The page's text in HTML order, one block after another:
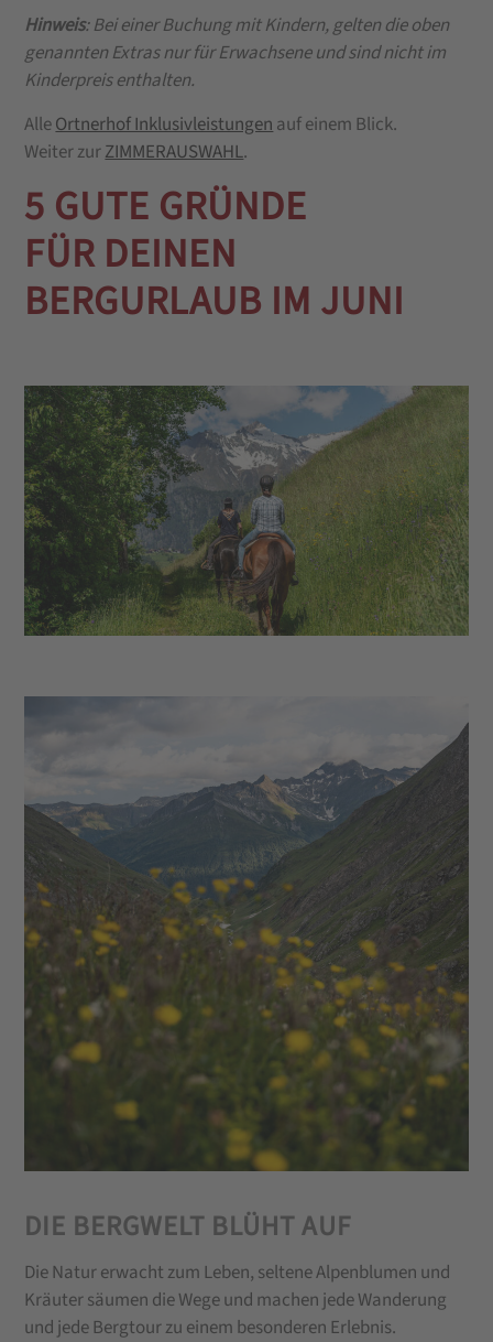
Hinweis: Bei einer Buchung mit Kindern, gelten die oben
genannten Extras nur für Erwachsene und sind nicht im
Kinderpreis enthalten.
AlleOrtnerhof Inklusivleistungenauf einem Blick.
Weiter zurZIMMERAUSWAHL.
5 GUTE GRÜNDE
FÜR DEINEN
BERGURLAUB IM JUNI
DIE BERGWELT BLÜHT AUF
Die Natur erwacht zum Leben, seltene Alpenblumen und
Kräuter säumen die Wege und machen jede Wanderung
und jede Bergtour zu einem besonderen Erlebnis.